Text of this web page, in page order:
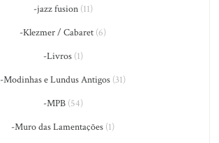
-jazz fusion(11)
-Klezmer / Cabaret (6)
-Livros(1)
-Modinhas e Lundus Antigos (31)
-MPB(54)
-Muro das Lamentações (1)